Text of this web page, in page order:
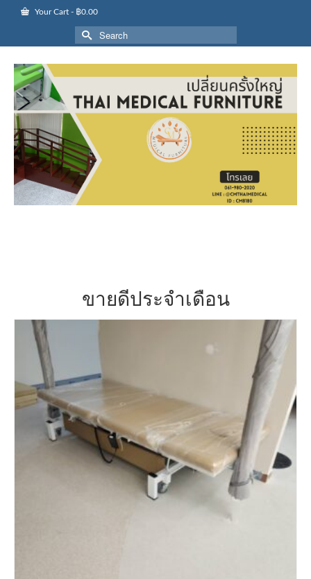
Your Cart - ฿0.00
Search
for:
ขายดีประจำเดือน